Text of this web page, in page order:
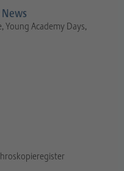
Young Academy Days,